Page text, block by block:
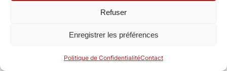
Refuser
Enregistrer les préférences
Politique de ConfidentialitéContact